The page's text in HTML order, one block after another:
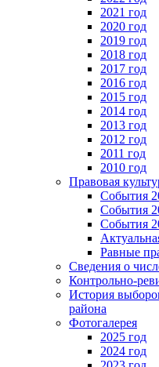
2021 год
2020 год
2019 год
2018 год
2017 год
2016 год
2015 год
2014 год
2013 год
2012 год
2011 год
2010 год
Правовая
События
События
События
Равные
Сведения о
Контрольно-
История
района
Фотогалерея
2025 год
2024 год